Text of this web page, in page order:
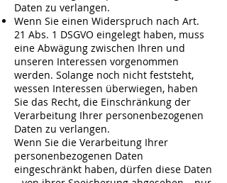
Daten zu verlangen.
Wenn Sie einen Widerspruch nach Art.
21 Abs. 1 DSGVO eingelegt haben, muss
eine Abwägung zwischen Ihren und
unseren Interessen vorgenommen
werden. Solange noch nicht feststeht,
wessen Interessen überwiegen, haben
Sie das Recht, die Einschränkung der
Verarbeitung Ihrer personenbezogenen
Daten zu verlangen.
Wenn Sie die Verarbeitung Ihrer
personenbezogenen Daten
eingeschränkt haben, dürfen diese Daten